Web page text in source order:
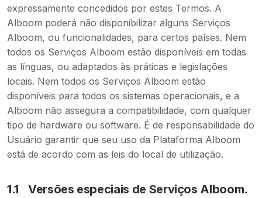
expressamente concedidos por estes Termos. A
Alboom poderá não disponibilizar alguns Serviços
Alboom, ou funcionalidades, para certos países. Nem
todos os Serviços Alboom estão disponíveis em todas
as línguas, ou adaptados às práticas e legislações
locais. Nem todos os Serviços Alboom estão
disponíveis para todos os sistemas operacionais, e a
Alboom não assegura a compatibilidade, com qualquer
tipo de hardware ou software. É de responsabilidade do
Usuário garantir que seu uso da Plataforma Alboom
está de acordo com as leis do local de utilização.
1.1 Versões especiais de Serviços Alboom.